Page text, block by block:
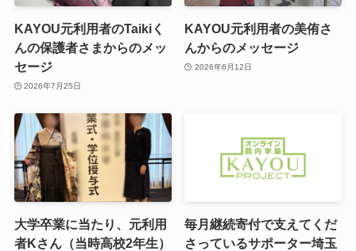
KAYOU元利用者のTaikiく
んの保護者さまからのメッ
セージ
2026年7月25日
KAYOU元利用者の美侑さ
んからのメッセージ
2026年6月12日
大学卒業に当たり、元利用
者Kさん（当時高校2年生）
毎月継続寄付で支えてくだ
さっているサポーター埼玉